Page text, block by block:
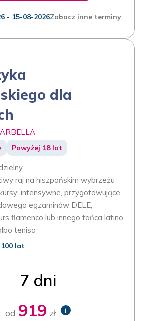
- 15-08-2026Zobacz inne terminy
dla
Powyżej 18 lat
raj na hiszpańskim wybrzeżu
intensywne, przygotowujące
egzaminów DELE,
flamenco lub innego tańca latino,
tenisa
lat
7 dni
od 919 zł i